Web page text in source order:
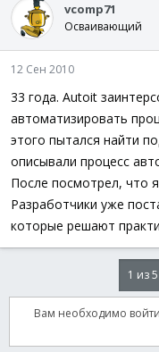
vcomp71
Осваивающий
12 Сен 2010
33 года. Autoit
автоматизировать
этого пытался найти
описывали процесс
После посмотрел, что
Разработчики уже
которые решают
1 из 5
Вам необходимо